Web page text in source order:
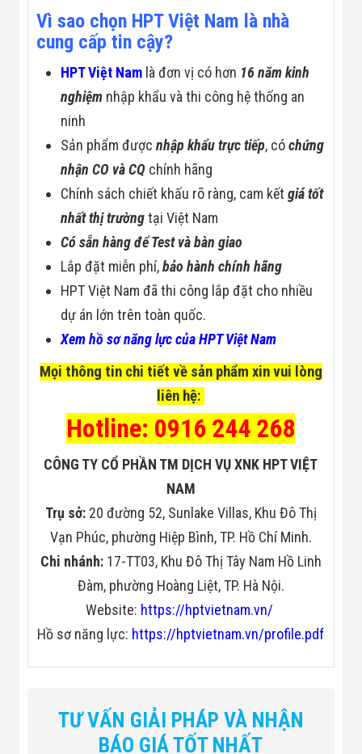
Vì sao chọn HPT Việt Nam là nhà
cung cấp tin cậy?
HPT Việt Nam là đơn vị có hơn 16 năm kinh
nghiệm nhập khẩu và thi công hệ thống an
ninh
Sản phẩm đượcnhập khẩu trực tiếp, cóchứng
nhận CO và CQ chính hãng
Chính sách chiết khấu rõ ràng, cam kếtgiá tốt
nhất thị trườngtại Việt Nam
Có sẵn hàng để Test và bàn giao
Lắp đặt miễn phí,bảo hành chính hãng
HPT Việt Nam đã thi công lắp đặt cho nhiều
dự án lớn trên toàn quốc.
Xem hồ sơ năng lực của HPT Việt Nam
Mọi thông tin chi tiết về sản phẩm xin vui lòng
liên hệ:
Hotline: 0916 244 268
CÔNG TY CỔ PHẦN TM DỊCH VỤ XNK HPT VIỆT
NAM
Trụ sở: 20 đường 52, Sunlake Villas, Khu Đô Thị
Vạn Phúc, phường Hiệp Bình, TP. Hồ Chí Minh.
Chi nhánh:17-TT03, Khu Đô Thị Tây Nam Hồ Linh
Đàm, phường Hoàng Liệt, TP. Hà Nội.
Website: https://hptvietnam.vn/
Hồ sơ năng lực: https://hptvietnam.vn/profile.pdf
Trên 5.0 Triệu
Cảm biến hình ảnh
CMOS, kích thước 1/2.8”
TƯ VẤN GIẢI PHÁP VÀ NHẬN
BÁO GIÁ TỐT NHẤT